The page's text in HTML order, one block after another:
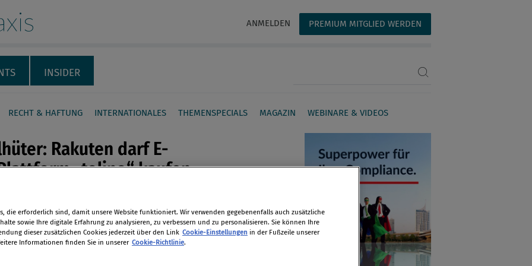
ANMELDEN PREMIUM MITGLIED WERDEN
INSIDER
RECHT & HAFTUNG INTERNATIONALES THEMENSPECIALS MAGAZIN WEBINARE & VIDEOS
Rakuten darf E-
„tolino“ kaufen
hat den Erwerb der
für den technischen Betrieb
Plattform „tolino“ durch den
Online-Händler Rakuten Inc.
die erforderlich sind, damit unsere Website funktioniert. Wir verwenden gegebenenfalls auch zusätzliche
sowie Ihre digitale Erfahrung zu analysieren, zu verbessern und zu personalisieren. Sie können Ihre
dieser zusätzlichen Cookies jederzeit über den Link Cookie-Einstellungen in der Fußzeile unserer
Informationen finden Sie in unserer Cookie-Richtlinie.